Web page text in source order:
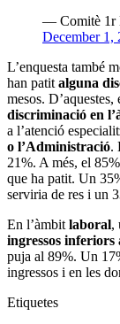
— Comitè 1r
December 1,
L’enquesta també
han patitalguna
mesos.
discriminació en
a l’atenció
o l’Administració.
21%. A més, el
que ha patit. Un
serviria de res i un
En l’àmbitlaboral,
ingressos inferiors
puja al 89%. Un
ingressos i en les
Etiquetes